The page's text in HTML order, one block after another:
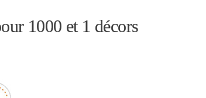
1000 et 1 décors